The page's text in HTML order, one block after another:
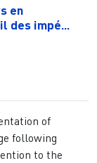
en
des impé...
of
following
to the